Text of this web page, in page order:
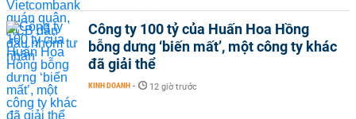
Công ty 100 tỷ của Huấn Hoa Hồng
bỗng dưng ‘biến mất’, một công ty khác
đã giải thể
KINH DOANH - 12 giờ trước